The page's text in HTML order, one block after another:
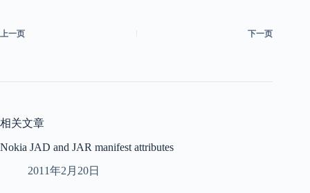
上一页 下一页
相关文章
Nokia JAD and JAR manifest attributes
2011年2月20日